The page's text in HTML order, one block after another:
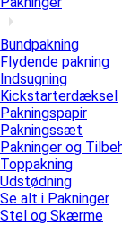
Bundpakning
Flydende pakning
Indsugning
Kickstarterdæksel
Pakningspapir
Pakningssæt
Pakninger og
Toppakning
Udstødning
Se alt i Pakninger
Stel og Skærme